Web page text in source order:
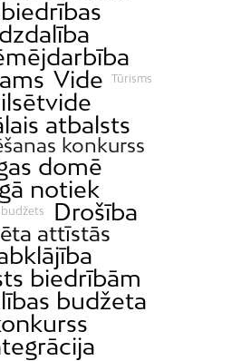
Vide Tūrisms
atbalsts
konkurss
domē
notiek
Drošība
attīstās
biedrībām
budžeta